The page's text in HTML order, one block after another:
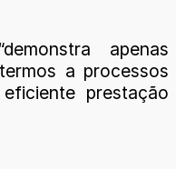
apenas
a processos
prestação